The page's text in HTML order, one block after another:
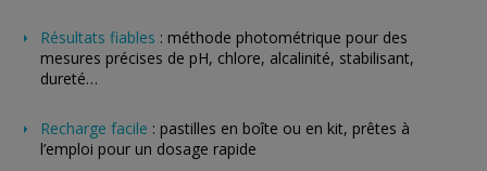
Résultats fiables : méthode photométrique pour des
mesures précises de pH, chlore, alcalinité, stabilisant,
dureté…
Recharge facile : pastilles en boîte ou en kit, prêtes à
l’emploi pour un dosage rapide